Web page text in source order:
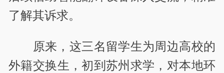
了解其诉求。
原来，这三名留学生为周边高校的
外籍交换生，初到苏州求学，对本地环